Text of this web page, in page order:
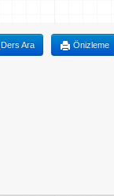
Ders Ara Önizleme